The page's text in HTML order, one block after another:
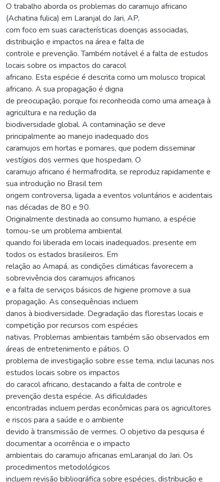
O trabalho aborda os problemas do caramujo africano
(Achatina fulica) em Laranjal do Jari, AP,
com foco em suas características doenças associadas,
distribuição e impactos na área e falta de
controle e prevenção. Também notável é a falta de estudos
locais sobre os impactos do caracol
africano. Esta espécie é descrita como um molusco tropical
africano. A sua propagação é digna
de preocupação, porque foi reconhecida como uma ameaça à
agricultura e na redução da
biodiversidade global. A contaminação se deve
principalmente ao manejo inadequado dos
caramujos em hortas e pomares, que podem disseminar
vestígios dos vermes que hospedam. O
caramujo africano é hermafrodita, se reproduz rapidamente e
sua introdução no Brasil tem
origem controversa, ligada a eventos voluntários e acidentais
nas décadas de 80 e 90.
Originalmente destinada ao consumo humano, a espécie
tornou-se um problema ambiental
quando foi liberada em locais inadequados. presente em
todos os estados brasileiros. Em
relação ao Amapá, as condições climáticas favorecem a
sobrevivência dos caramujos africanos
e a falta de serviços básicos de higiene promove a sua
propagação. As consequências incluem
danos à biodiversidade. Degradação das florestas locais e
competição por recursos com espécies
nativas. Problemas ambientais também são observados em
áreas de entretenimento e pátios. O
problema de investigação sobre esse tema, inclui lacunas nos
estudos locais sobre os impactos
do caracol africano, destacando a falta de controle e
prevenção desta espécie. As dificuldades
encontradas incluem perdas econômicas para os agricultores
e riscos para a saúde e o ambiente
devido à transmissão de vermes. O objetivo da pesquisa é
documentar a ocorrência e o impacto
ambientais do caramujo africanas emLaranjal do Jari. Os
procedimentos metodológicos
incluem revisão bibliográfica sobre espécies, distribuição e